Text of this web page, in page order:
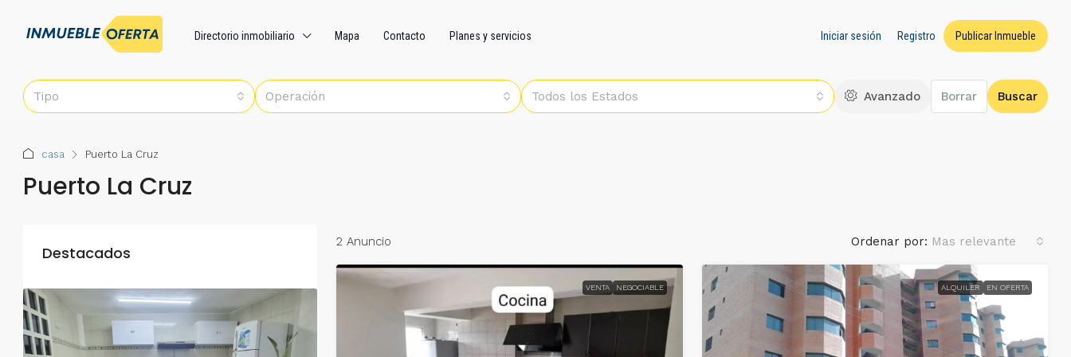
Directorio inmobiliario Mapa Contacto Planes y servicios Iniciar sesión Registro Publicar Inmueble
Tipo Operación Todos los Estados Avanzado Borrar Buscar
casa Puerto La Cruz
Puerto La Cruz
2 Anuncio Ordenar por: Mas relevante
VENTA NEGOCIABLE ALQUILER EN OFERTA
Destacados